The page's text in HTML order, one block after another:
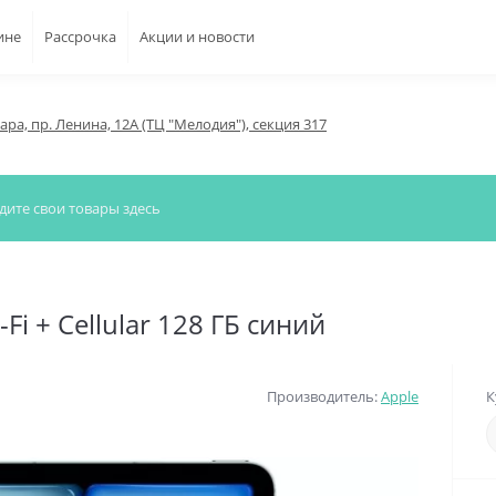
Рассрочка Акции и новости
пр. Ленина, 12А (ТЦ "Мелодия"), секция 317
+ Cellular 128 ГБ синий
Производитель:Apple